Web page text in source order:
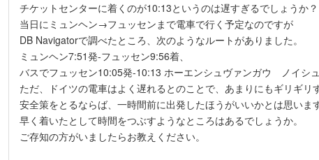
チケットセンターに着くのが10:13というのは遅すぎるでしょうか？
当日にミュンヘン→フュッセンまで電車で行く予定なのですが
DB Navigatorで調べたところ、次のようなルートがありました。
ミュンヘン7:51発-フュッセン9:56着、
バスでフュッセン10:05発-10:13 ホーエンシュヴァンガウ ノイシ
ただ、ドイツの電車はよく遅れるとのことで、あまりにもギリギリ
安全策をとるならば、一時間前に出発したほうがいいかとは思いま
早く着いたとして時間をつぶすようなところはあるでしょうか。
ご存知の方がいましたらお教えください。